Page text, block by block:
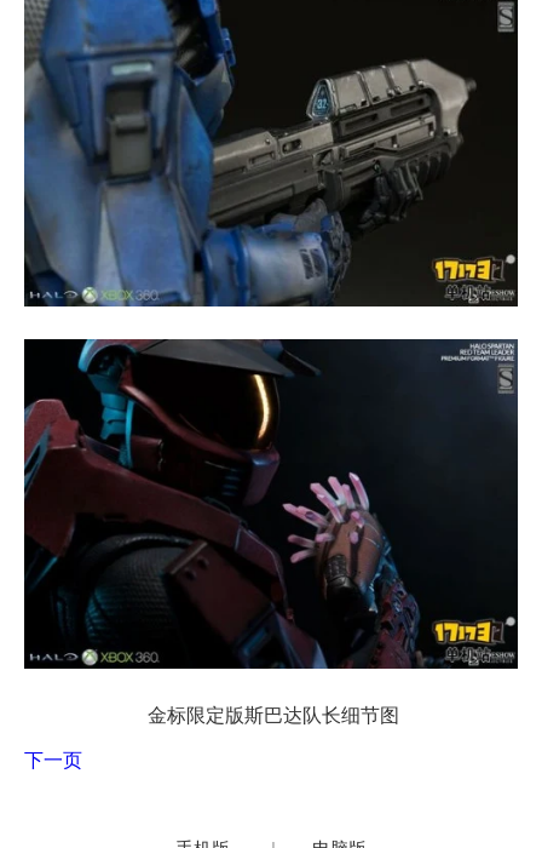
金标限定版斯巴达队长细节图
下一页